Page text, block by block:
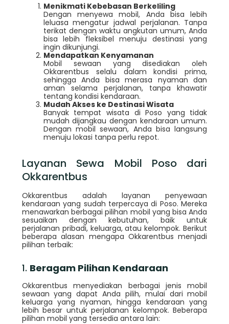
Menikmati Kebebasan Berkeliling
Dengan menyewa mobil, Anda bisa lebih
leluasa mengatur jadwal perjalanan. Tanpa
terikat dengan waktu angkutan umum, Anda
bisa lebih fleksibel menuju destinasi yang
ingin dikunjungi.
Mendapatkan Kenyamanan
Mobil sewaan yang disediakan oleh
Okkarentbus selalu dalam kondisi prima,
sehingga Anda bisa merasa nyaman dan
aman selama perjalanan, tanpa khawatir
tentang kondisi kendaraan.
Mudah Akses ke Destinasi Wisata
Banyak tempat wisata di Poso yang tidak
mudah dijangkau dengan kendaraan umum.
Dengan mobil sewaan, Anda bisa langsung
menuju lokasi tanpa perlu repot.
Layanan Sewa Mobil Poso dari
Okkarentbus
Okkarentbus adalah layanan penyewaan
kendaraan yang sudah terpercaya di Poso. Mereka
menawarkan berbagai pilihan mobil yang bisa Anda
sesuaikan dengan kebutuhan, baik untuk
perjalanan pribadi, keluarga, atau kelompok. Berikut
beberapa alasan mengapa Okkarentbus menjadi
pilihan terbaik:
1. Beragam Pilihan Kendaraan
Okkarentbus menyediakan berbagai jenis mobil
sewaan yang dapat Anda pilih, mulai dari mobil
keluarga yang nyaman, hingga kendaraan yang
lebih besar untuk perjalanan kelompok. Beberapa
pilihan mobil yang tersedia antara lain: